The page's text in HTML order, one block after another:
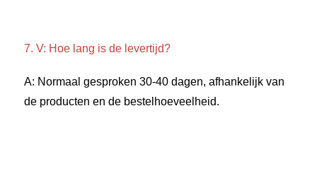
7. V: Hoe lang is de levertijd?
A: Normaal gesproken 30-40 dagen, afhankelijk van
de producten en de bestelhoeveelheid.